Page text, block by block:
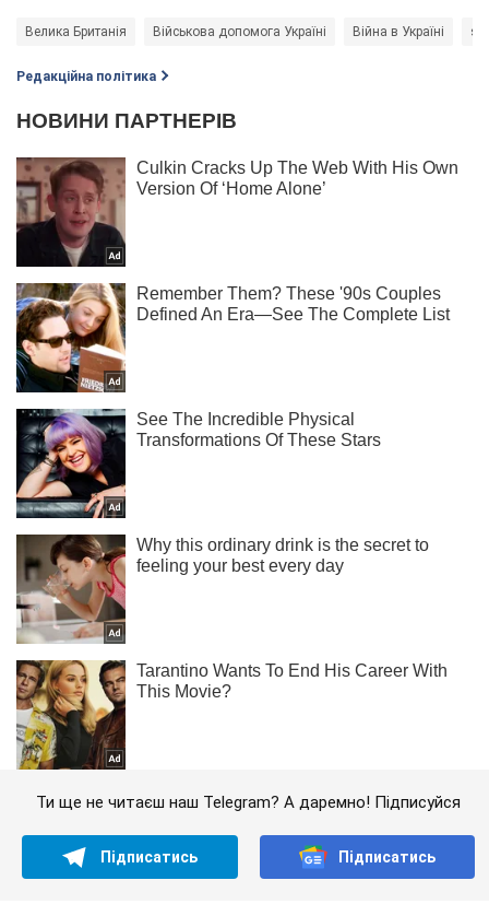
Велика Британія Військова допомога Україні Війна в Україні
Редакційна політика
Ти ще не читаєш наш Telegram? А даремно! Підписуйся
Підписатись Підписатись